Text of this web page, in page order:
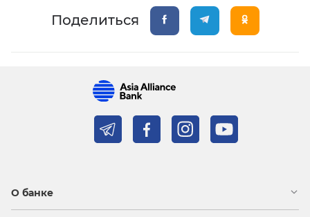
Поделиться
О банке